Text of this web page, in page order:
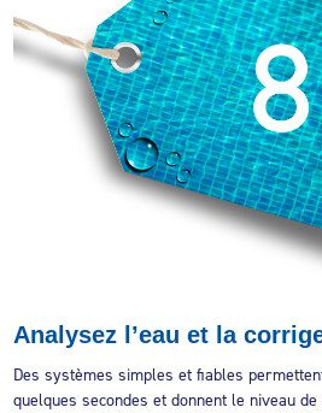
Analysez l’eau et la
Des systèmes simples et fiables
quelques secondes et donnent le niveau